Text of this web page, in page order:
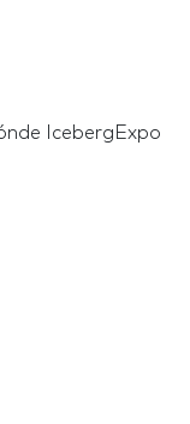
IcebergExpo